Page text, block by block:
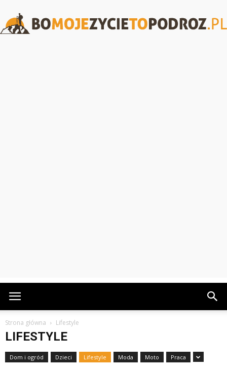
Strona główna Lifestyle
LIFESTYLE
Dom i ogród Dzieci Lifestyle Moda Moto Praca